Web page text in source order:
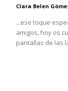
Clara Belen
...ese toque especial
amigos, hoy os